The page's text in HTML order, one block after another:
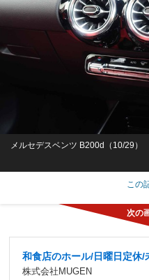
メルセデスベンツ B200d（10/29）
この
和食店のホール/日曜日定休/
株式会社MUGEN